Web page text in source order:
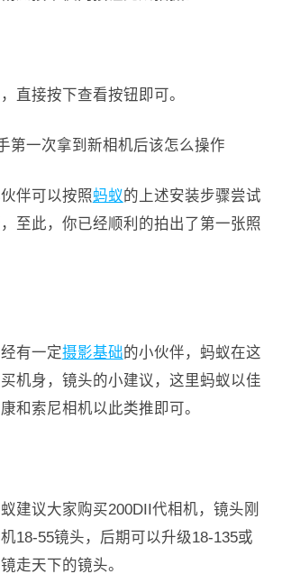
直接按下查看按钮即可。
伴可以按照蚂蚁的上述安装步骤尝试
至此，你已经顺利的拍出了第一张照
有一定摄影基础的小伙伴，蚂蚁在这
机身，镜头的小建议，这里蚂蚁以佳
和索尼相机以此类推即可。
建议大家购买200DII代相机，镜头刚
18-55镜头，后期可以升级18-135或
走天下的镜头。